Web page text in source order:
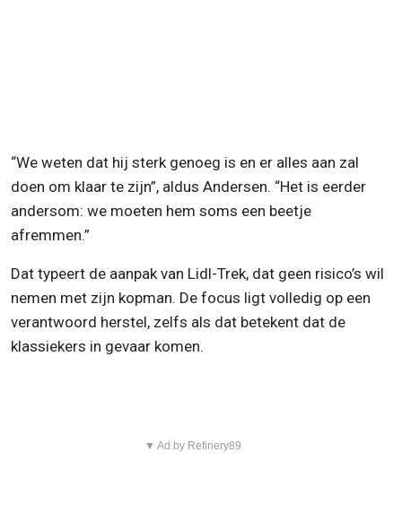
“We weten dat hij sterk genoeg is en er alles aan zal
doen om klaar te zijn”, aldus Andersen. “Het is eerder
andersom: we moeten hem soms een beetje
afremmen.”
Dat typeert de aanpak van Lidl-Trek, dat geen risico’s wil
nemen met zijn kopman. De focus ligt volledig op een
verantwoord herstel, zelfs als dat betekent dat de
klassiekers in gevaar komen.
▼ Ad by Refinery89